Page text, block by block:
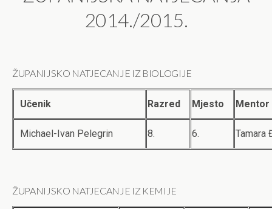
2014./2015.
ŽUPANIJSKO NATJECANJE IZ BIOLOGIJE
Učenik Razred Mjesto Mentor
Michael-Ivan Pelegrin 8. 6. Tamara
ŽUPANIJSKO NATJECANJE IZ KEMIJE